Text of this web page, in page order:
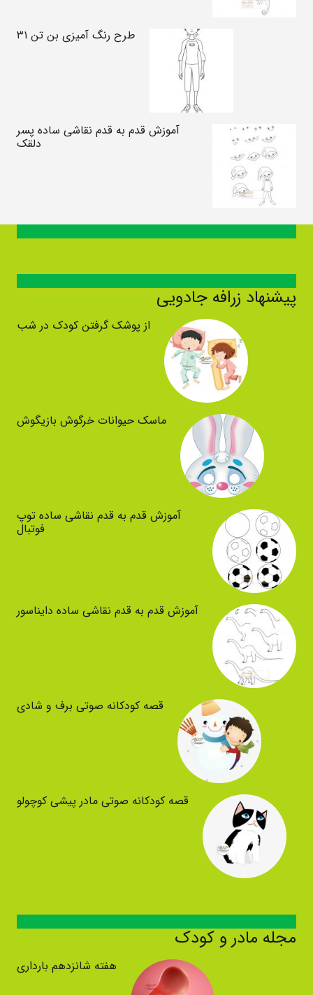
طرح رنگ آمیزی بن تن ۳۱
آموزش قدم به قدم نقاشی ساده پسر
دلقک
پیشنهاد زرافه جادویی
از پوشک گرفتن کودک در شب
ماسک حیوانات خرگوش بازیگوش
آموزش قدم به قدم نقاشی ساده توپ
فوتبال
آموزش قدم به قدم نقاشی ساده دایناسور
قصه کودکانه صوتی برف و شادی
قصه کودکانه صوتی مادر پیشی کوچولو
مجله مادر و کودک
هفته شانزدهم بارداری